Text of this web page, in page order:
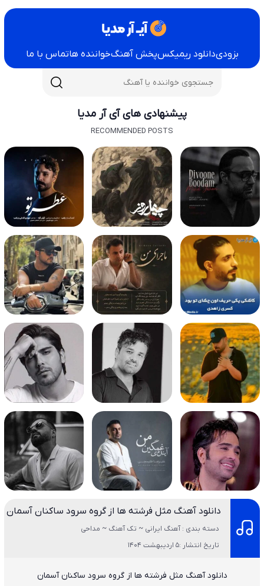
بزودیدانلود ریمیکسپخش آهنگخواننده هاتماس با ما
پیشنهادی های آی آر مدیا
RECOMMENDED POSTS
دانلود آهنگ مثل فرشته ها از گروه سرود ساکنان آسمان
دسته بندی : آهنگ ایرانی ~ تک آهنگ ~ مداحی
تاریخ انتشار :5 اردیبهشت 1404
دانلود آهنگ مثل فرشته ها از گروه سرود ساکنان آسمان